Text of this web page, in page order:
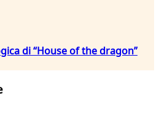
di “House of the dragon”